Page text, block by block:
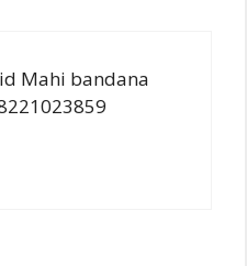
Mahi bandana